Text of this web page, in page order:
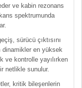
ve kabin rezonans
spektrumunda
sürücü çıktısını
dinamikler en yüksek
ve kontrolle yayılırken
netlikle sunulur.
kritik bileşenlerin